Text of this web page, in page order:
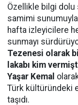
Özellikle bilgi dolu
samimi
hafta izleyicilere
sunmayı
Tezenesi olarak
lakabı kim
Yaşar Kemal
Türk kültüründeki
taşıdı.